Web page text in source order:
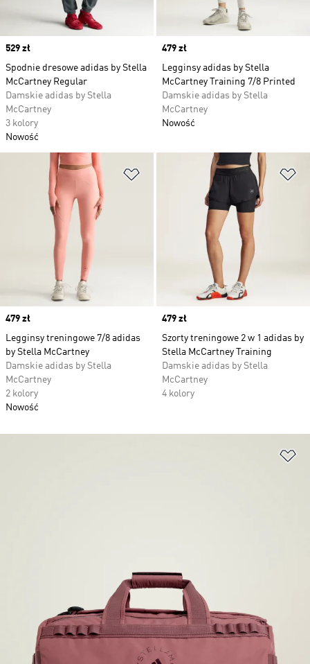
Price
529 zł
Spodnie dresowe adidas by Stella
McCartney Regular
Damskie adidas by Stella
McCartney
3 kolory
Nowość
Price
479 zł
Legginsy adidas by Stella
McCartney Training 7/8 Printed
Damskie adidas by Stella
McCartney
Nowość
Dodaj do listy życzeń
Price
479 zł
Legginsy treningowe 7/8 adidas
by Stella McCartney
Damskie adidas by Stella
McCartney
2 kolory
Nowość
Price
479 zł
Szorty treningowe 2 w 1 adidas by
Stella McCartney Training
Damskie adidas by Stella
McCartney
4 kolory